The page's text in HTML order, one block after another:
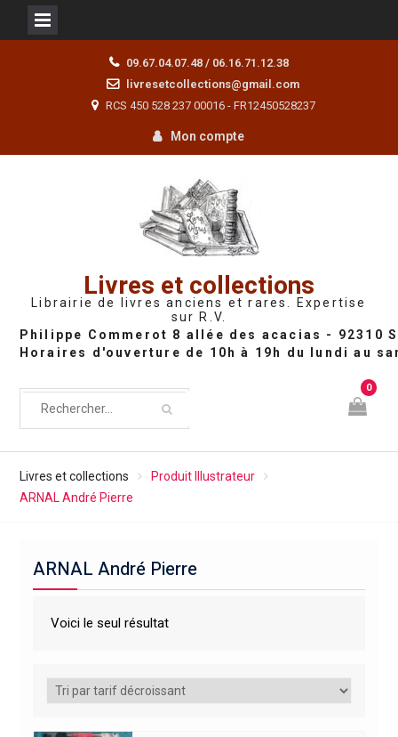
09.67.04.07.48 / 06.16.71.12.38
livresetcollections@gmail.com
RCS 450 528 237 00016 - FR12450528237
Mon compte
Livres et collections
Librairie de livres anciens et rares. Expertise
sur R.V.
0
Livres et collections
Produit Illustrateur
ARNAL André Pierre
ARNAL André Pierre
Voici le seul résultat